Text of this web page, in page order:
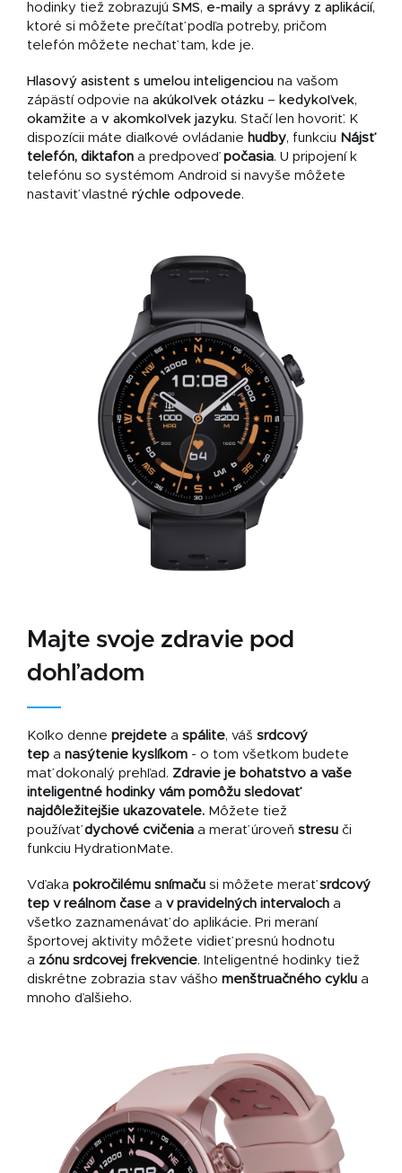
hodinky tiež zobrazujú SMS, e-maily a správy z aplikácií,
ktoré si môžete prečítať podľa potreby, pričom
telefón môžete nechať tam, kde je.
Hlasový asistent s umelou inteligenciou na vašom
zápästí odpovie na akúkoľvek otázku – kedykoľvek,
okamžite a v akomkoľvek jazyku. Stačí len hovoriť. K
dispozícii máte diaľkové ovládanie hudby, funkciu Nájsť
telefón, diktafon a predpoveď počasia. U pripojení k
telefónu so systémom Android si navyše môžete
nastaviť vlastné rýchle odpovede.
Majte svoje zdravie pod
dohľadom
Koľko denne prejdete a spálite, váš srdcový
tep a nasýtenie kyslíkom - o tom všetkom budete
mať dokonalý prehľad. Zdravie je bohatstvo a vaše
inteligentné hodinky vám pomôžu sledovať
najdôležitejšie ukazovatele. Môžete tiež
používaťdychové cvičenia a merať úroveň stresu či
funkciu HydrationMate.
Vďaka pokročilému snímaču si môžete meraťsrdcový
tep v reálnom čase a v pravidelných intervaloch a
všetko zaznamenávať do aplikácie. Pri meraní
športovej aktivity môžete vidieť presnú hodnotu
a zónu srdcovej frekvencie. Inteligentné hodinky tiež
diskrétne zobrazia stav vášho menštruačného cyklu a
mnoho ďalšieho.